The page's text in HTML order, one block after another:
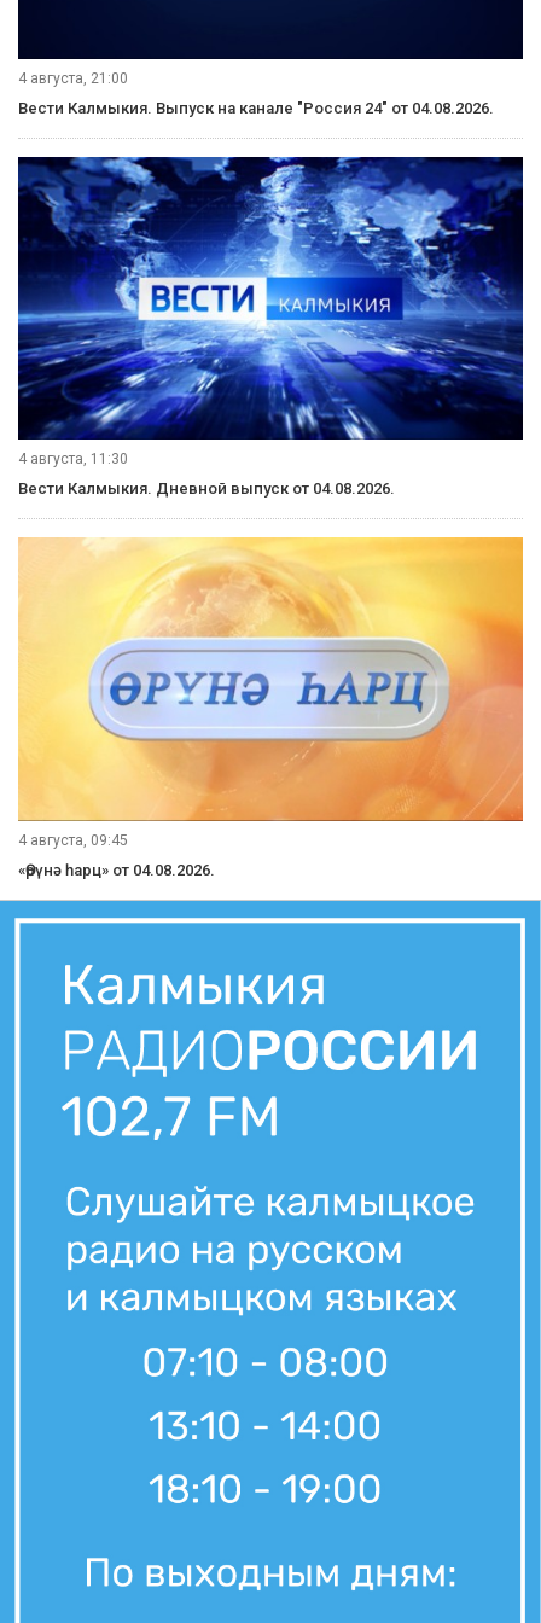
4 августа, 21:00
Вести Калмыкия. Выпуск на канале "Россия 24" от 04.08.2026.
4 августа, 11:30
Вести Калмыкия. Дневной выпуск от 04.08.2026.
4 августа, 09:45
«Өрүнә һарц» от 04.08.2026.